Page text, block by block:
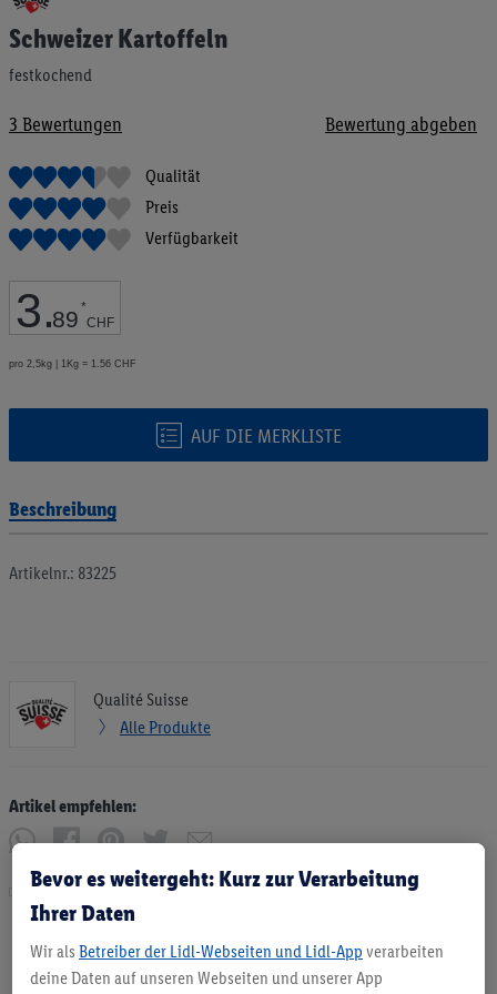
Schweizer Kartoffeln
festkochend
3 Bewertungen Bewertung abgeben
Qualität
Preis
Verfügbarkeit
3.89 *
CHF
pro 2,5kg | 1Kg = 1.56 CHF
AUF DIE MERKLISTE
Anfang
der
springen
Beschreibung
Artikelnr.: 83225
Qualité Suisse
Alle Produkte
Artikel empfehlen:
Bevor es weitergeht: Kurz zur Verarbeitung
Ihrer Daten
Wir als Betreiber der Lidl-Webseiten und Lidl-App verarbeiten
deine Daten auf unseren Webseiten und unserer App